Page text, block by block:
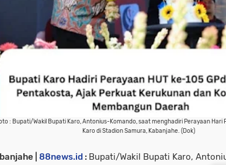
: Bupati/Wakil Bupati Karo, Antonius-Komando, saat menghadiri Perayaan Hari
Karo di Stadion Samura, Kabanjahe. (Dok)
| 88news.id : Bupati/Wakil Bupati Karo,